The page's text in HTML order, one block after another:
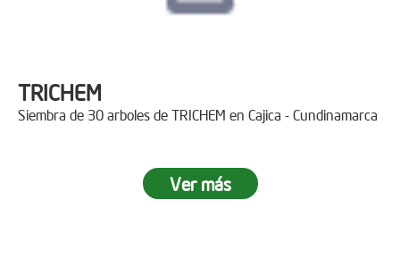
TRICHEM
Siembra de 30 arboles de TRICHEM en Cajica - Cundinamarca
Ver más